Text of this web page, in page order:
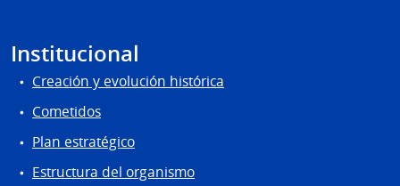
Institucional
Creación y evolución histórica
Cometidos
Plan estratégico
Estructura del organismo